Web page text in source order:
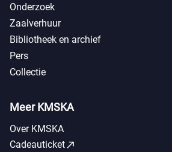
Onderzoek
Zaalverhuur
Bibliotheek en archief
Pers
Collectie
Meer KMSKA
Over KMSKA
Cadeauticketcall_made